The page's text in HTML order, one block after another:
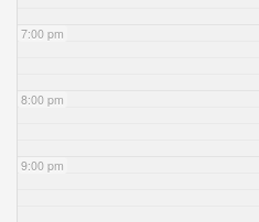
7:00 pm
8:00 pm
9:00 pm